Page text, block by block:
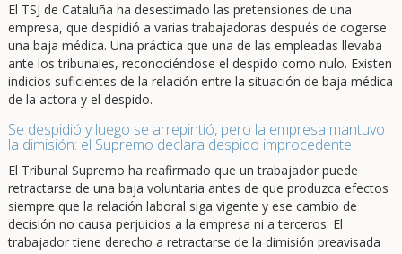
El TSJ de Cataluña ha desestimado las pretensiones de una
empresa, que despidió a varias trabajadoras después de cogerse
una baja médica. Una práctica que una de las empleadas llevaba
ante los tribunales, reconociéndose el despido como nulo. Existen
indicios suficientes de la relación entre la situación de baja médica
de la actora y el despido.
Se despidió y luego se arrepintió, pero la empresa mantuvo
la dimisión: el Supremo declara despido improcedente
El Tribunal Supremo ha reafirmado que un trabajador puede
retractarse de una baja voluntaria antes de que produzca efectos
siempre que la relación laboral siga vigente y ese cambio de
decisión no causa perjuicios a la empresa ni a terceros. El
trabajador tiene derecho a retractarse de la dimisión preavisada